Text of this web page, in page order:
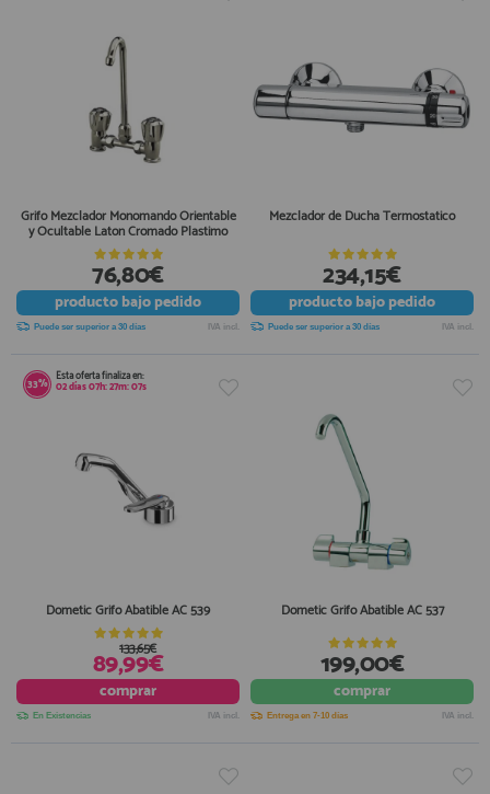
Grifo Mezclador Monomando Orientable
y Ocultable Laton Cromado Plastimo
76,80€
productobajo pedido
Puede ser superior a 30 días IVA incl.
Mezclador de Ducha Termostatico
234,15€
productobajo pedido
Puede ser superior a 30 días IVA incl.
33% Esta oferta finaliza en:
02días07h:27m:06s
Dometic Grifo Abatible AC 539
89,99€
133,65€
comprar
En Existencias IVA incl.
Dometic Grifo Abatible AC 537
199,00€
comprar
Entrega en 7-10 días IVA incl.